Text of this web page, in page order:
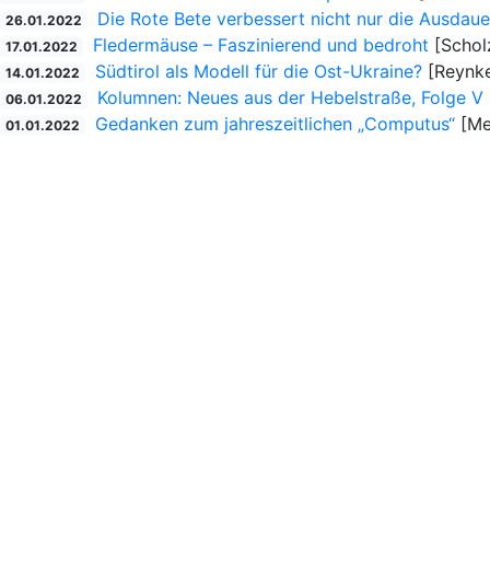
26.01.2022 Die Rote Bete verbessert nicht nur die
17.01.2022 Fledermäuse – Faszinierend und bedroht
14.01.2022 Südtirol als Modell für die Ost-Ukraine?
06.01.2022 Kolumnen: Neues aus der Hebelstraße, Folge V
01.01.2022 Gedanken zum jahreszeitlichen „Computus“